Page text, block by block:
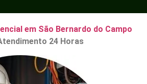
em São Bernardo do Campo
24 Horas